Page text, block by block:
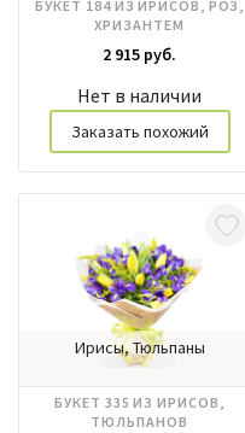
БУКЕТ 184 ИЗ ИРИСОВ, РОЗ,
ХРИЗАНТЕМ
2 915 руб.
Нет в наличии
Заказать похожий
Ирисы, Тюльпаны
БУКЕТ 335 ИЗ ИРИСОВ,
ТЮЛЬПАНОВ